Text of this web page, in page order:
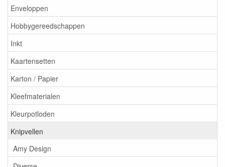
Enveloppen
Hobbygereedschappen
Inkt
Kaartensetten
Karton / Papier
Kleefmaterialen
Kleurpotloden
Knipvellen
Amy Design